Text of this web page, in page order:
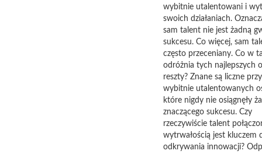
wybitnie utalentowani i
swoich działaniach.
sam talent nie jest żadną
sukcesu. Co więcej, sam
często przeceniany. Co w
odróżnia tych najlepszych
reszty? Znane są liczne
wybitnie utalentowanych
które nigdy nie osiągnęły
znaczącego sukcesu. Czy
rzeczywiście talent
wytrwałością jest kluczem
odkrywania innowacji?